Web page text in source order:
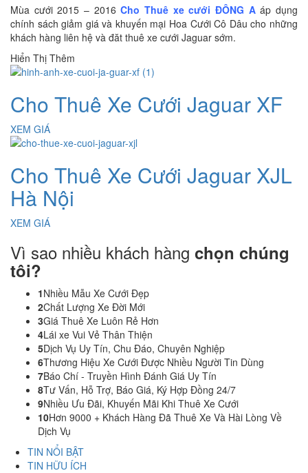
Mùa cưới 2015 – 2016Cho Thuê xe cưới ĐÔNG Aáp dụng
chính sách giảm giá và khuyến mại Hoa Cưới Cô Dâu cho những
khách hàng liên hệ và đăt thuê xe cưới Jaguar sớm.
Hiển Thị Thêm
Cho Thuê Xe Cưới Jaguar XF
XEM GIÁ
Cho Thuê Xe Cưới Jaguar XJL
Hà Nội
XEM GIÁ
Vì sao nhiều khách hàng chọn chúng
tôi?
1Nhiều Mẫu Xe Cưới Đẹp
2Chất Lượng Xe Đời Mới
3Giá Thuê Xe Luôn Rẻ Hơn
4Lái xe Vui Vẻ Thân Thiện
5Dịch Vụ Uy Tín, Chu Đáo, Chuyên Nghiệp
6Thương Hiệu Xe Cưới Được Nhiều Người Tin Dùng
7Báo Chí - Truyền Hình Đánh Giá Uy Tín
8Tư Vấn, Hỗ Trợ, Báo Giá, Ký Hợp Đồng 24/7
9Nhiều Ưu Đãi, Khuyến Mãi Khi Thuê Xe Cưới
10Hơn 9000 + Khách Hàng Đã Thuê Xe Và Hài Lòng Về
Dịch Vụ
TIN NỔI BẬT
TIN HỮU ÍCH